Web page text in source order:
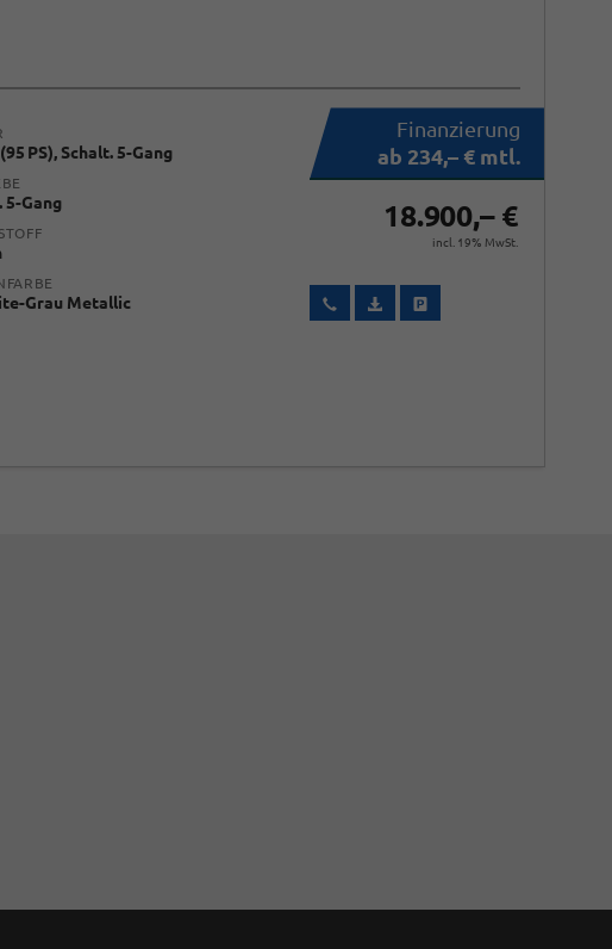
PS), Schalt. 5-Gang
5-Gang
Grau Metallic
ab 234,– € mtl.
18.900,– €
incl. 19% MwSt.
Wir rufen Sie anFahrzeugexposé (PDF)
Fahrzeug parken